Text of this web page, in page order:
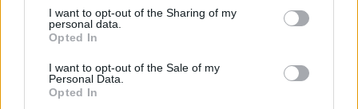
I want to opt-out of the Sharing of my
personal data.
Opted In
I want to opt-out of the Sale of my
Personal Data.
Opted In
πύλες του σε όλους